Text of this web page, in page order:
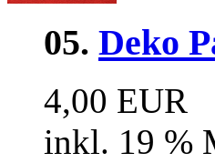
05. Deko
4,00 EUR
inkl. 19 %